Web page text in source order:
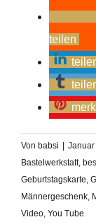
teilen
Von babsi | Januar
Bastelwerkstatt,
Geburtstagskarte
Männergeschenk
Video You Tube